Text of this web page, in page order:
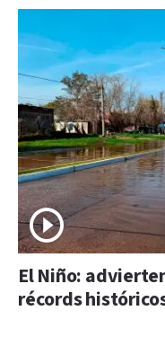
El Niño:
récords